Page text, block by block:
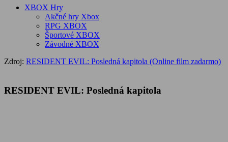
XBOX Hry
Akčné hry Xbox
RPG XBOX
Športové XBOX
Závodné XBOX
Zdroj: RESIDENT EVIL: Posledná kapitola (Online film zadarmo)
RESIDENT EVIL: Posledná kapitola